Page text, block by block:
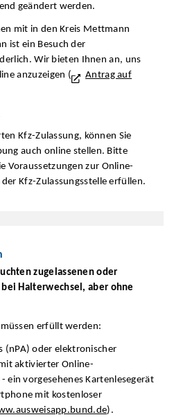
geändert werden.
mit in den Kreis Mettmann
ist ein Besuch der
Wir bieten Ihnen an, uns
anzuzeigen (
Antrag auf
Kfz-Zulassung, können Sie
auch online stellen. Bitte
Voraussetzungen zur Online-
Kfz-Zulassungsstelle erfüllen.
zugelassenen oder
Halterwechsel, aber ohne
erfüllt werden:
(nPA) oder elektronischer
aktivierter Online-
ein vorgesehenes Kartenlesegerät
mit kostenloser
).